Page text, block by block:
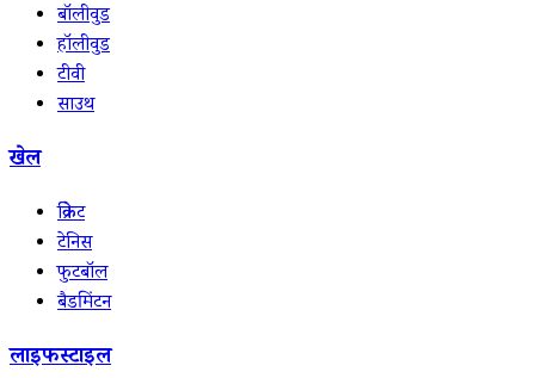
बॉलीवुड
हॉलीवुड
टीवी
साउथ
खेल
क्रिकेट
टेनिस
फुटबॉल
बैडमिंटन
लाइफस्टाइल